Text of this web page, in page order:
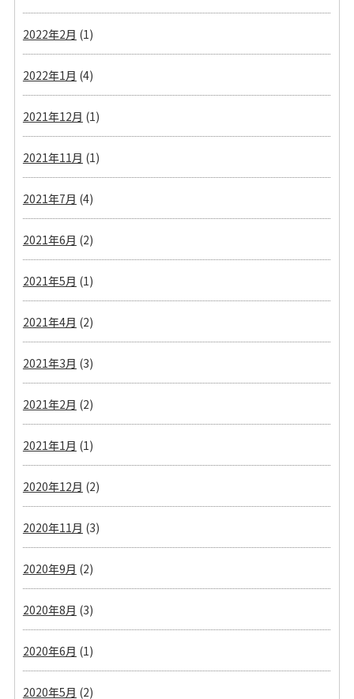
2022年2月 (1)
2022年1月 (4)
2021年12月 (1)
2021年11月 (1)
2021年7月 (4)
2021年6月 (2)
2021年5月 (1)
2021年4月 (2)
2021年3月 (3)
2021年2月 (2)
2021年1月 (1)
2020年12月 (2)
2020年11月 (3)
2020年9月 (2)
2020年8月 (3)
2020年6月 (1)
2020年5月 (2)